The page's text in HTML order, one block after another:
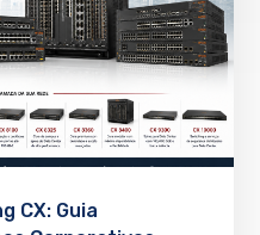
CX: Guia